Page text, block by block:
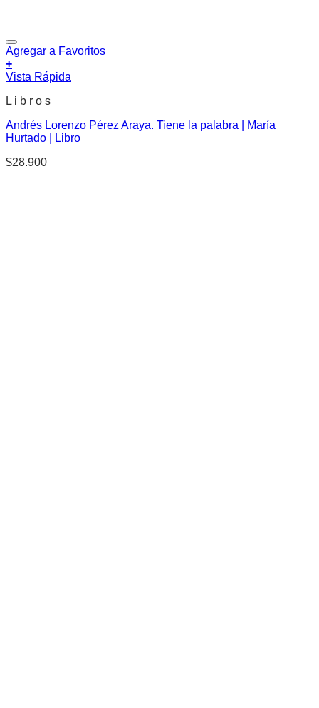
Agregar a Favoritos
+
Vista Rápida
L i b r o s
Andrés Lorenzo Pérez Araya. Tiene la palabra | María
Hurtado | Libro
$28.900